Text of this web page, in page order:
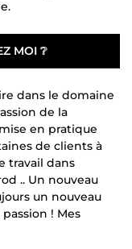
MOI ❔
dans le domaine
de la
en pratique
de clients à
travail dans
.. Un nouveau
un nouveau
! Mes